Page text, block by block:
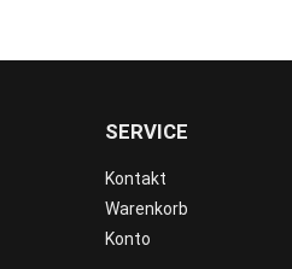
SERVICE
Kontakt
Warenkorb
Konto